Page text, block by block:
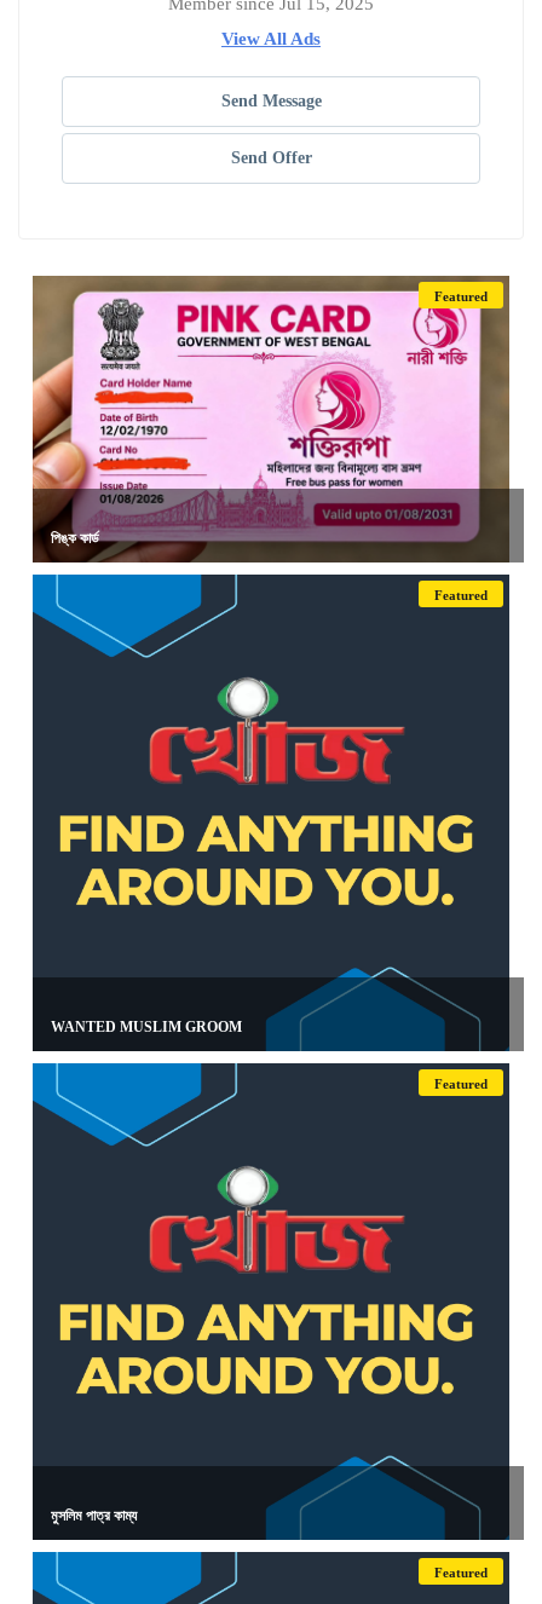
View All Ads
Send Message
Send Offer
Featured
পিঙ্ক কার্ড
Featured
WANTED MUSLIM GROOM
Featured
মুসলিম পাত্র কাম্য
Featured